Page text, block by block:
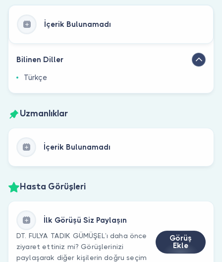
İçerik Bulunamadı
Bilinen Diller
Türkçe
Uzmanlıklar
İçerik Bulunamadı
Hasta Görüşleri
İlk Görüşü Siz Paylaşın
DT. FULYA TADIK GÜMÜŞEL’ı daha önce
ziyaret ettiniz mi? Görüşlerinizi
paylaşarak diğer kişilerin doğru seçim
Görüş
Ekle